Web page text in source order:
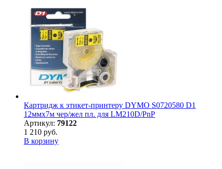
Картридж к этикет-принтеру DYMO S0720580 D1
12ммх7м чер/жел пл. для LM210D/PnP
Артикул: 79122
1 210 руб.
В корзину